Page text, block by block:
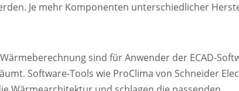
Je mehr Komponenten unterschiedlicher
sind für Anwender der ECAD-
Software-Tools wie ProClima von Schneider